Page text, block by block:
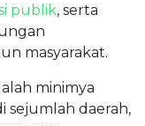
publik, serta
masyarakat.
minimya
sejumlah daerah,